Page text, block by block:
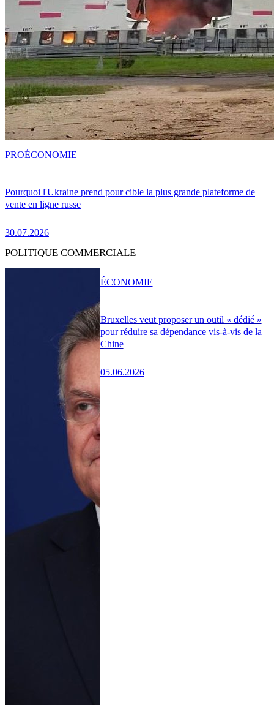
Pourquoi l'Ukraine prend pour cible la plus grande plateforme de
vente en ligne russe
30.07.2026
PROÉCONOMIE
POLITIQUE COMMERCIALE
Bruxelles veut proposer un outil « dédié »
pour réduire sa dépendance vis-à-vis de la
Chine
05.06.2026
ÉCONOMIE